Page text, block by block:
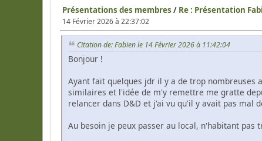
Présentations des membres / Re : Présentation
14 Février 2026 à 22:37:02
Citation de: Fabien le 14 Février 2026 à 11:42:04
Bonjour !
Ayant fait quelques jdr il y a de trop nombreuses
similaires et l'idée de m'y remettre me gratte
relancer dans D&D et j'ai vu qu'il y avait pas mal
Au besoin je peux passer au local, n'habitant